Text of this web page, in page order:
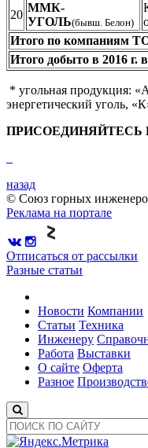
20
ММК-
УГОЛЬ(бывш. Белон)
Итого по компаниям
Итого добыто в 2016 г.
* угольная продукция:
энергетический уголь,
ПРИСОЕДИНЯЙТЕСЬ
назад
© Союз горных
Реклама на портале
Отписаться от рассылки
Разные статьи
Новости Компании
Статьи Техника
Инженеру
Работа Выставки
О сайте Оферта
Разное